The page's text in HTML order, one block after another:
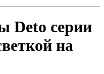
Deto серии
на